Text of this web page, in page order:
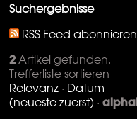
Suchergebnisse
RSS Feed abonnieren
2 Artikel gefunden.
Trefferliste sortieren
Relevanz · Datum
(neueste zuerst) ·